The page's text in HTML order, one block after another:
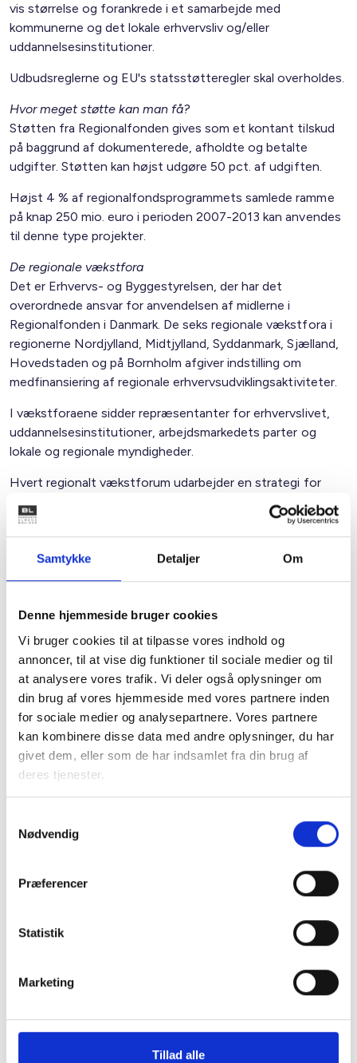
Samtykke Detaljer Om
Denne hjemmeside bruger cookies
Vi bruger cookies til at tilpasse vores indhold og
annoncer, til at vise dig funktioner til sociale medier og til
at analysere vores trafik. Vi deler også oplysninger om
din brug af vores hjemmeside med vores partnere inden
for sociale medier og analysepartnere. Vores partnere
kan kombinere disse data med andre oplysninger, du har
givet dem, eller som de har indsamlet fra din brug af
deres tjenester.
Nødvendig
Præferencer
Statistik
Marketing
Tillad alle
vis størrelse og forankrede i et samarbejde med
kommunerne og det lokale erhvervsliv og/eller
uddannelsesinstitutioner.
Udbudsreglerne og EU's statsstøtteregler skal overholdes.
Hvor meget støtte kan man få?
Støtten fra Regionalfonden gives som et kontant tilskud
på baggrund af dokumenterede, afholdte og betalte
udgifter. Støtten kan højst udgøre 50 pct. af udgiften.
Højst 4 % af regionalfondsprogrammets samlede ramme
på knap 250 mio. euro i perioden 2007-2013 kan anvendes
til denne type projekter.
De regionale vækstfora
Det er Erhvervs- og Byggestyrelsen, der har det
overordnede ansvar for anvendelsen af midlerne i
Regionalfonden i Danmark. De seks regionale vækstfora i
regionerne Nordjylland, Midtjylland, Syddanmark, Sjælland,
Hovedstaden og på Bornholm afgiver indstilling om
medfinansiering af regionale erhvervsudviklingsaktiviteter.
I vækstforaene sidder repræsentanter for erhvervslivet,
uddannelsesinstitutioner, arbejdsmarkedets parter og
lokale og regionale myndigheder.
Hvert regionalt vækstforum udarbejder en strategi for
regionens vækst og erhvervsudvikling, som tager afsæt i
den enkelte regions vilkår. Strategierne udgør en del af
grundlaget for regionernes udviklingsplaner. Vækstforaene
udvikler og prioriterer også den indsats, der skal omsætte
strategien til konkrete forbedringer af de regionale
om anvendelsen af regionale midler til erhvervsudvikling.
Hvordan ansøger man?
I første omgang skal interesserede medlemmer rette
henvendelse til deres regionale vækstforum for at drøfte
mulighederne. Nogle vækstfora lægger særlig vægt på
energieffektivisering, mens andre har fokus på andre ting.
For en mere detaljeret beskrivelse af støttemulighederne
og betingelserne henvises til "Retningslinier for
strukturfondsfinansierede projekter 2007-2013".
Relateret indhold Viden
Nye krav om fjernaflæste målere – alle
2027